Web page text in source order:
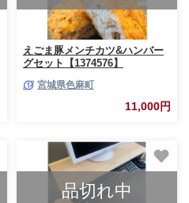
えごま豚メンチカツ&ハンバー
グセット【1374576】
宮城県色麻町
11,000円
品切れ中